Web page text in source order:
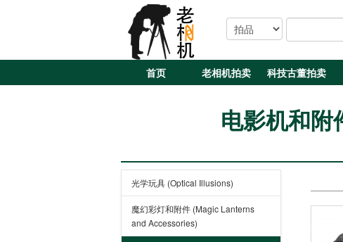
首页 老相机拍卖 科技古董拍卖
电影机和
光学玩具 (Optical Illusions)
魔幻彩灯和附件 (Magic Lanterns
and Accessories)